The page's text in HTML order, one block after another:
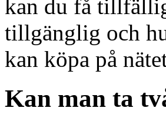
kan du få
tillgänglig och
kan köpa på
Kan man ta